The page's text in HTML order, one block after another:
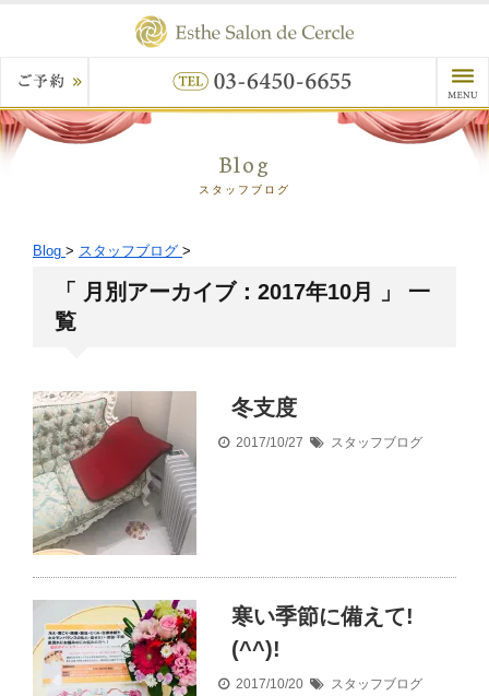
Blog
スタッフブログ
Blog > スタッフブログ >
「 月別アーカイブ：2017年10月 」 一
覧
冬支度
2017/10/27 スタッフブログ
寒い季節に備えて!
(^^)!
2017/10/20 スタッフブログ